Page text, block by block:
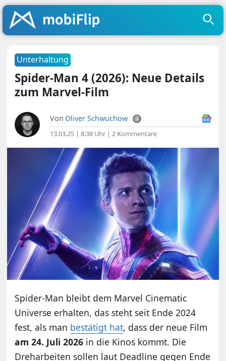
Unterhaltung
Spider-Man 4 (2026): Neue Details
zum Marvel-Film
Von Oliver Schwuchow
13.03.25 | 8:38 Uhr |2 Kommentare
Spider-Man bleibt dem Marvel Cinematic
Universe erhalten, das steht seit Ende 2024
fest, als man bestätigt hat, dass der neue Film
am 24. Juli 2026 in die Kinos kommt. Die
Dreharbeiten sollen laut Deadline gegen Ende